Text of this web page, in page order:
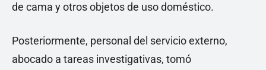
de cama y otros objetos de uso doméstico.
Posteriormente, personal del servicio externo,
abocado a tareas investigativas, tomó